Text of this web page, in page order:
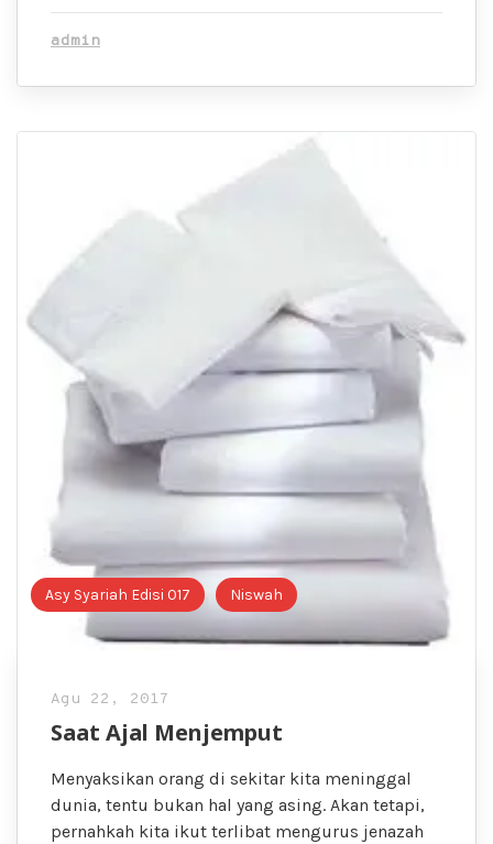
admin
Asy Syariah Edisi 017 Niswah
Agu 22, 2017
Saat Ajal Menjemput
Menyaksikan orang di sekitar kita meninggal
dunia, tentu bukan hal yang asing. Akan tetapi,
pernahkah kita ikut terlibat mengurus jenazah